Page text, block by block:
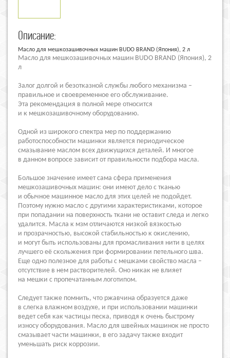
Описание:
Масло для мешкозашивочных машин BUDO BRAND (Япония), 2 л
Масло для мешкозашивочных машин BUDO BRAND (Япония), 2
л
Залог долгой и безотказной службы любого механизма –
правильное и своевременное его обслуживание.
Эта рекомендация в полной мере относится
и к мешкозашивочному оборудованию.
Одной из широкого спектра мер по поддержанию
работоспособности машинки является периодическое
смазывание маслом всех движущихся деталей. И многое
в данном вопросе зависит от правильности подбора масла.
Большое значение имеет сама сфера применения
мешкозашивочных машин: они имеют дело с тканью
и обычное машинное масло для этих целей не подойдет.
Поэтому нужно масло с другими характеристиками, которое
при попадании на поверхность ткани не оставит следа и легко
удалится. Масла к мзм отличаются низкой вязкостью
и прозрачностью, высокой стабильностью к окислению,
и могут быть использованы для промасливания нити в целях
лучшего её скольжения при формировании петельного шва.
Еще одно полезное для работы с мешками свойство масла –
отсутствие в нем растворителей. Оно никак не влияет
на мешки с пропечатанным логотипом.
Следует также помнить, что ржавчина образуется даже
в слегка влажном воздухе, и при использовании машинки
ведет себя как частицы песка, приводя к очень быстрому
износу оборудования. Масло для швейных машинок не просто
смазывает части машинки, в его задачу также входит
уменьшать риск коррозии.